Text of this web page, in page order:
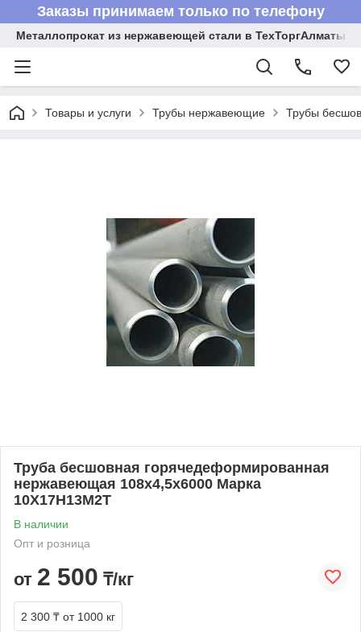
Заказы принимаем только по телефону
Металлопрокат из нержавеющей стали в ТехТоргАлматы
Товары и услуги Трубы нержавеющие Трубы
Труба бесшовная горячедеформированная
нержавеющая 108х4,5х6000 Марка
10Х17Н13М2Т
В наличии
Опт и розница
от 2 500 ₸/кг
2 300 ₸ от 1000 кг